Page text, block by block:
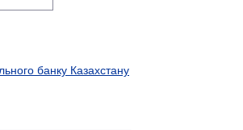
банку Казахстану